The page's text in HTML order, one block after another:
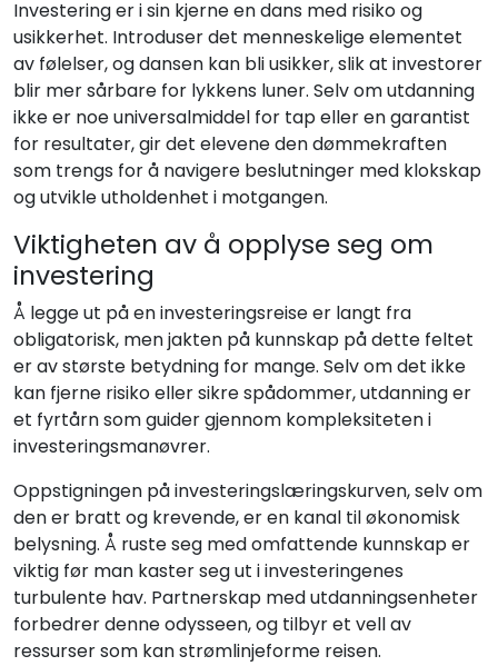
Investering er i sin kjerne en dans med risiko og
usikkerhet. Introduser det menneskelige elementet
av følelser, og dansen kan bli usikker, slik at investorer
blir mer sårbare for lykkens luner. Selv om utdanning
ikke er noe universalmiddel for tap eller en garantist
for resultater, gir det elevene den dømmekraften
som trengs for å navigere beslutninger med klokskap
og utvikle utholdenhet i motgangen.
Viktigheten av å opplyse seg om
investering
Å legge ut på en investeringsreise er langt fra
obligatorisk, men jakten på kunnskap på dette feltet
er av største betydning for mange. Selv om det ikke
kan fjerne risiko eller sikre spådommer, utdanning er
et fyrtårn som guider gjennom kompleksiteten i
investeringsmanøvrer.
Oppstigningen på investeringslæringskurven, selv om
den er bratt og krevende, er en kanal til økonomisk
belysning. Å ruste seg med omfattende kunnskap er
viktig før man kaster seg ut i investeringenes
turbulente hav. Partnerskap med utdanningsenheter
forbedrer denne odysseen, og tilbyr et vell av
ressurser som kan strømlinjeforme reisen.